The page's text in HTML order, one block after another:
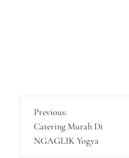
P
o
s
Previous:
Catering Murah Di
NGAGLIK Yogya